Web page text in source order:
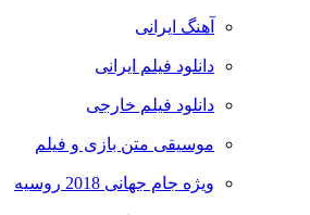
آهنگ ایرانی
دانلود فیلم ایرانی
دانلود فیلم خارجی
موسیقی متن بازی و فیلم
ویژه جام جهانی 2018 روسیه